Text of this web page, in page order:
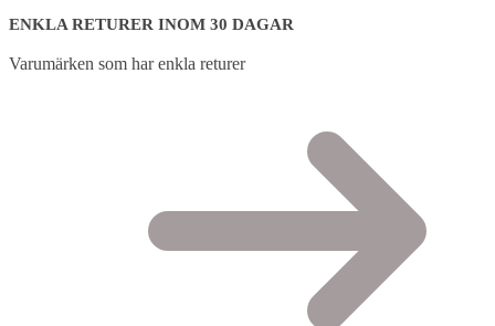
ENKLA RETURER INOM 30 DAGAR
Varumärken som har enkla returer